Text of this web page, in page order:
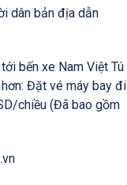
dân bản địa dẫn
bến xe Nam Việt Tú
hơn: Đặt vé máy bay đi
chiều (Đã bao gồm